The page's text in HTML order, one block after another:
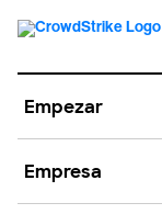
Empezar
Empresa